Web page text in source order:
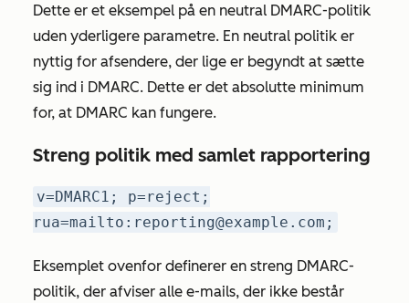
Dette er et eksempel på en neutral DMARC-politik
uden yderligere parametre. En neutral politik er
nyttig for afsendere, der lige er begyndt at sætte
sig ind i DMARC. Dette er det absolutte minimum
for, at DMARC kan fungere.
Streng politik med samlet rapportering
v=DMARC1; p=reject;
rua=mailto:reporting@example.com;
Eksemplet ovenfor definerer en streng DMARC-
politik, der afviser alle e-mails, der ikke består